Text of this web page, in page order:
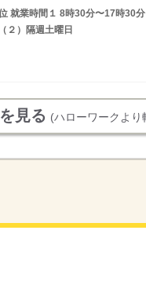
就業時間１ 8時30分〜17時30
２）隔週土曜日
見る (ハローワークより